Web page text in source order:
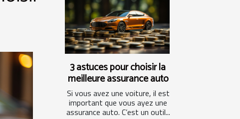
3 astuces pour choisir la
meilleure assurance auto
Si vous avez une voiture, il est
important que vous ayez une
assurance auto. C’est un outil...